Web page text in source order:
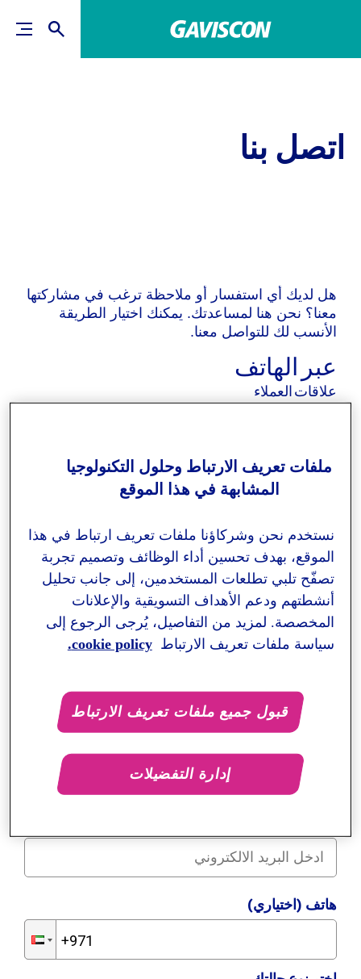
اتصل بنا
ملفات تعريف الارتباط وحلول التكنولوجيا
المشابهة في هذا الموقع
نستخدم نحن وشركاؤنا ملفات تعريف ارتباط في هذا
الموقع، بهدف تحسين أداء الوظائف وتصميم تجربة
تصفّح تلبي تطلعات المستخدمين، إلى جانب تحليل
أنشطتهم ودعم الأهداف التسويقية والإعلانات
المخصصة. لمزيد من التفاصيل، يُرجى الرجوع إلى
سياسة ملفات تعريف الارتباط cookie policy.
قبول جميع ملفات تعريف الارتباط
إدارة التفضيلات